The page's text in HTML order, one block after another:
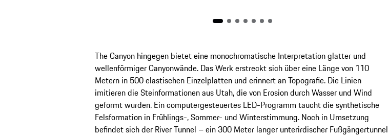
The Canyon hingegen bietet eine monochromatische Interpretation glatter und
wellenförmiger Canyonwände. Das Werk erstreckt sich über eine Länge von 110
Metern in 500 elastischen Einzelplatten und erinnert an Topografie. Die Linien
imitieren die Steinformationen aus Utah, die von Erosion durch Wasser und Wind
geformt wurden. Ein computergesteuertes LED-Programm taucht die synthetische
Felsformation in Frühlings-, Sommer- und Winterstimmung. Noch in Umsetzung
befindet sich der River Tunnel – ein 300 Meter langer unterirdischer Fußgängertunnel